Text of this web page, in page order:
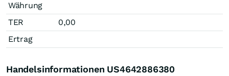
Währung
TER
0,00
Ertrag
Handelsinformationen US4642886380